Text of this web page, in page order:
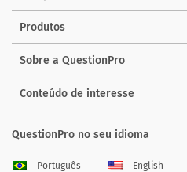
Produtos
Sobre a QuestionPro
Conteúdo de interesse
QuestionPro no seu idioma
Português English